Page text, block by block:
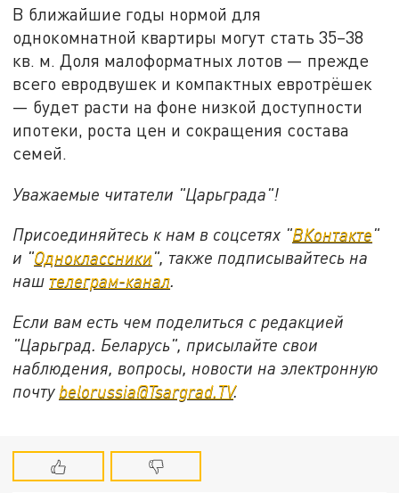
В ближайшие годы нормой для
однокомнатной квартиры могут стать 35–38
кв. м. Доля малоформатных лотов — прежде
всего евродвушек и компактных евротрёшек
— будет расти на фоне низкой доступности
ипотеки, роста цен и сокращения состава
семей.
Уважаемые читатели "Царьграда"!
Присоединяйтесь к нам в соцсетях "ВКонтакте"
и "Одноклассники", также подписывайтесь на
наш телеграм-канал.
Если вам есть чем поделиться с редакцией
"Царьград. Беларусь", присылайте свои
наблюдения, вопросы, новости на электронную
почту belorussia@Tsargrad.TV.